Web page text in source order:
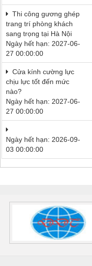
Thi công gương ghép
trang trí phòng khách
sang trọng tại Hà Nội
Ngày hết hạn: 2027-06-
27 00:00:00
Cửa kính cường lực
chịu lực tốt đến mức
nào?
Ngày hết hạn: 2027-06-
27 00:00:00
Ngày hết hạn: 2026-09-
03 00:00:00